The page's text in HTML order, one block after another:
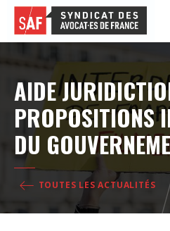
AIDE
PROPOSITIONS
DU
TOUTES LES ACTUALITÉS